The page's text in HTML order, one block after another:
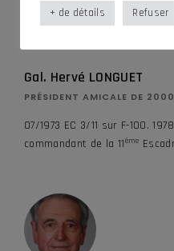
Gal. Hervé LONGUET
PRÉSIDENT AMICALE DE
07/1973 EC 3/11 sur F-100.
commandant de la 11ème
+ de détails Refuser